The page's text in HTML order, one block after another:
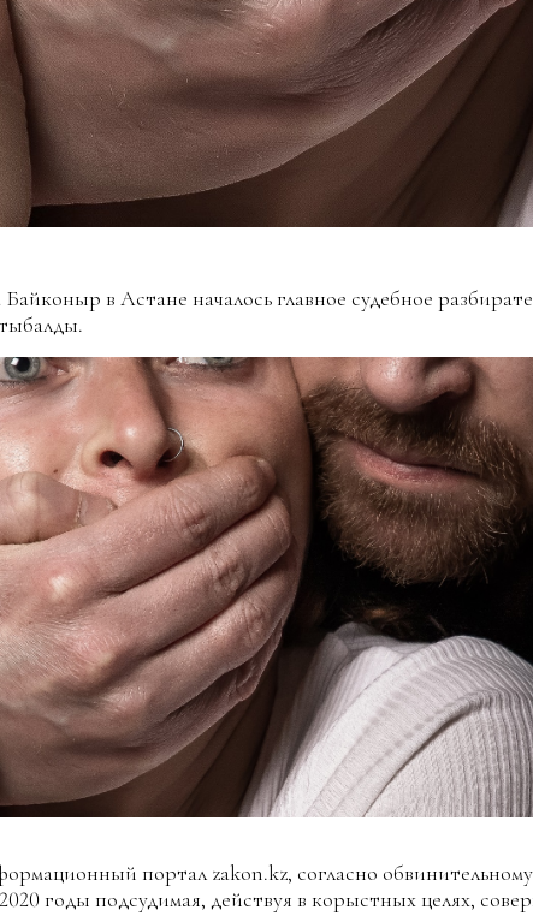
в Астане началось главное судебное
портал zakon.kz, согласно обвинительному
годы подсудимая, действуя в корыстных целях,